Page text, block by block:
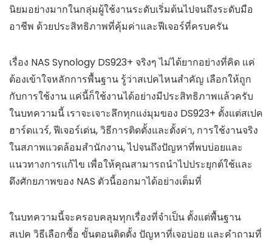
นิยมอย่างมากในกลุ่มผู้ใช้งานระดับเริ่มต้นไปจนถึงระดับมือ
อาชีพ ด้วยประสิทธิภาพที่คุ้มค่าและฟีเจอร์ที่ครบครัน
เรื่อง NAS Synology DS923+ จริงๆ ไม่ได้ยากอย่างที่คิด แค่
ต้องเข้าใจหลักการพื้นฐาน รู้ว่าสเปคไหนสำคัญ เลือกให้ถูก
กับการใช้งาน แค่นี้ก็ใช้งานได้อย่างมีประสิทธิภาพแล้วครับ
ในบทความนี้ เราจะเจาะลึกทุกแง่มุมของ DS923+ ตั้งแต่สเปค
ฮาร์ดแวร์, ฟีเจอร์เด่น, วิธีการติดตั้งและตั้งค่า, การใช้งานจริง
ในสภาพแวดล้อมสำนักงาน, ไปจนถึงปัญหาที่พบบ่อยและ
แนวทางการแก้ไข เพื่อให้คุณสามารถนำไปประยุกต์ใช้และ
ดึงศักยภาพของ NAS ตัวนี้ออกมาได้อย่างเต็มที่
ในบทความนี้จะครอบคลุมทุกเรื่องที่จำเป็น ตั้งแต่พื้นฐาน
สเปค วิธีเลือกซื้อ ขั้นตอนติดตั้ง ปัญหาที่เจอบ่อย และคำถามที่